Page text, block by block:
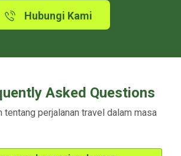
Hubungi Kami
Asked Questions
tentang perjalanan travel dalam masa